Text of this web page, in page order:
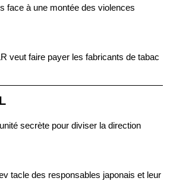
face à une montée des violences
veut faire payer les fabricants de tabac
secrète pour diviser la direction
tacle des responsables japonais et leur